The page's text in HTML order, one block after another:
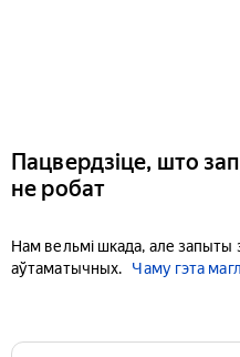
Пацвердзіце, што
не робат
Нам вельмі шкада, але
аўтаматычных.
Чаму гэта